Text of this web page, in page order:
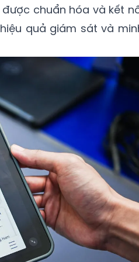
chuẩn hóa và kết
quả giám sát và